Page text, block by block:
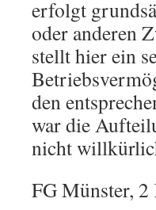
erfolgt
oder anderen
stellt hier ein
den
war die
nicht
FG Münster,